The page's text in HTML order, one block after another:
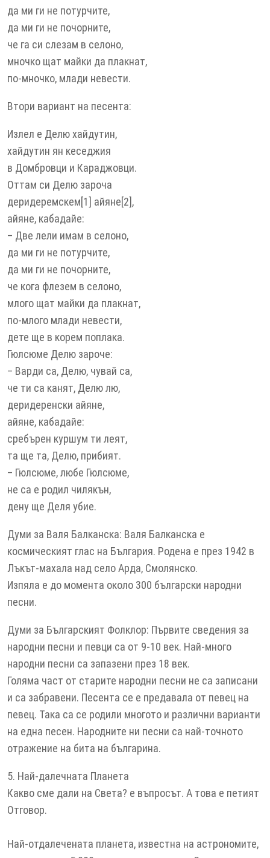
да ми ги не потурчите,
да ми ги не почорните,
че га си слезам в селоно,
мночко щат майки да плакнат,
по-мночко, млади невести.
Втори вариант на песента:
Излел е Делю хайдутин,
хайдутин ян кеседжия
в Домбровци и Караджовци.
Оттам си Делю зароча
деридеремскем[1] айяне[2],
айяне, кабадайе:
– Две лели имам в селоно,
да ми ги не потурчите,
да ми ги не почорните,
че кога флезем в селоно,
млого щат майки да плакнат,
по-млого млади невести,
дете ще в корем поплака.
Гюлсюме Делю зароче:
– Варди са, Делю, чувай са,
че ти са канят, Делю лю,
деридеренски айяне,
айяне, кабадайе:
сребърен куршум ти леят,
та ще та, Делю, прибият.
– Гюлсюме, любе Гюлсюме,
не са е родил чилякън,
дену ще Деля убие.
Думи за Валя Балканска: Валя Балканска е
космическият глас на България. Родена е през 1942 в
Лъкът-махала над село Арда, Смолянско.
Изпяла е до момента около 300 български народни
песни.
Думи за Българският Фолклор: Първите сведения за
народни песни и певци са от 9-10 век. Най-много
народни песни са запазени през 18 век.
Голяма част от старите народни песни не са записани
и са забравени. Песента се е предавала от певец на
певец. Така са се родили многото и различни варианти
на една песен. Народните ни песни са най-точното
отражение на бита на българина.
5. Най-далечната Планета
Какво сме дали на Света? е въпросът. А това е петият
Отговор.
Най-отдалечената планета, известна на астрономите,